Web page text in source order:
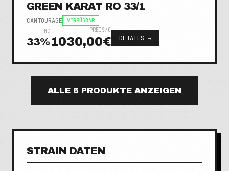
GREEN KARAT RO 33/1
CANTOURAGE
VERFÜGBAR
THC
33%
PREIS/G
1030,00€ DETAILS →
ALLE 6 PRODUKTE ANZEIGEN
STRAIN DATEN